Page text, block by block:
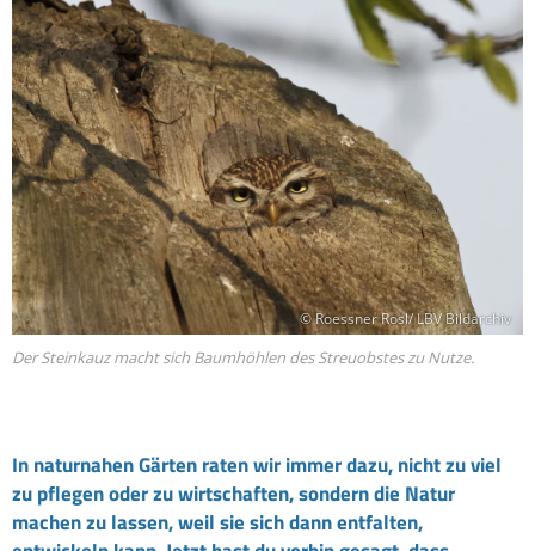
© Roessner Rosl/ LBV Bildarchiv
Der Steinkauz macht sich Baumhöhlen des Streuobstes zu Nutze.
In naturnahen Gärten raten wir immer dazu, nicht zu viel
zu pflegen oder zu wirtschaften, sondern die Natur
machen zu lassen, weil sie sich dann entfalten,